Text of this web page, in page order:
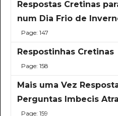
Respostas Cretinas
num Dia Frio de
Page: 147
Respostinhas Cretinas
Page: 158
Mais uma Vez
Perguntas Imbecis
Page: 159